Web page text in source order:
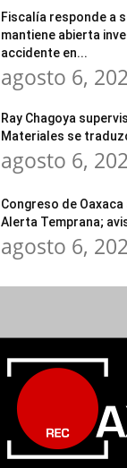
Fiscalía responde a
mantiene abierta
accidente en...
agosto 6,
Ray Chagoya
Materiales se
agosto 6,
Congreso de
Alerta Temprana;
agosto 6,